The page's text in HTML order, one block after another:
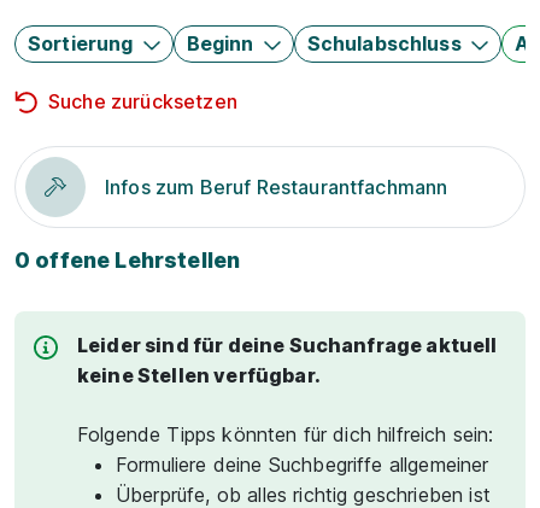
Sortierung Beginn Schulabschluss
Suche zurücksetzen
Infos zum Beruf Restaurantfachmann
0 offene Lehrstellen
Leider sind für deine Suchanfrage aktuell
keine Stellen verfügbar.
Folgende Tipps könnten für dich hilfreich sein:
Formuliere deine Suchbegriffe allgemeiner
Überprüfe, ob alles richtig geschrieben ist